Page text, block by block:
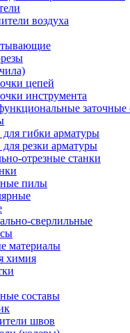
воздуха
цепей
инструмента
заточные
гибки арматуры
резки арматуры
отрезные станки
пилы
сверлильные
материалы
химия
составы
швов